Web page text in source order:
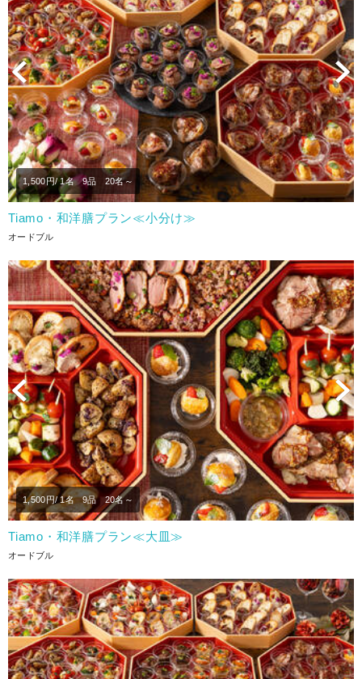
Previous
1,500円/ 1名 9品 20名～
Tiamo・和洋膳プラン≪小分け≫
オードブル
Previous
1,500円/ 1名 9品 20名～
Tiamo・和洋膳プラン≪大皿≫
オードブル